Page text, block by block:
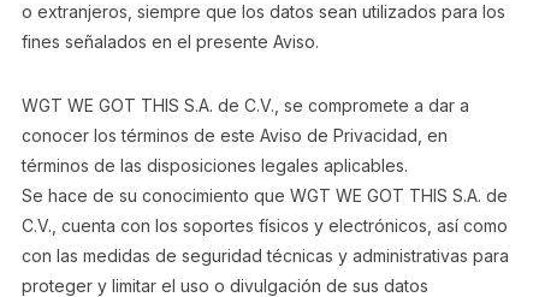
o extranjeros, siempre que los datos sean utilizados para los
fines señalados en el presente Aviso.
WGT WE GOT THIS S.A. de C.V., se compromete a dar a
conocer los términos de este Aviso de Privacidad, en
términos de las disposiciones legales aplicables.
Se hace de su conocimiento que WGT WE GOT THIS S.A. de
C.V., cuenta con los soportes físicos y electrónicos, así como
con las medidas de seguridad técnicas y administrativas para
proteger y limitar el uso o divulgación de sus datos